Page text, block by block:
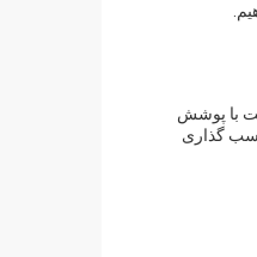
در هر پالت.پس از آن پالت با پوشش
گذاری